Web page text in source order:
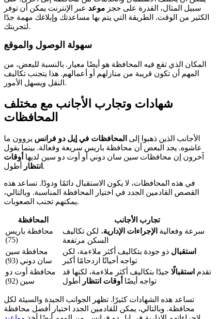
سبيل المثال، القدرة على حجز موعد عبر الإنترنت يمكن أن توفر
الكثير من الوقت. الطريقة التي يتم بها مساعدتك وإبلاغك مهمة جدًا
لتجربتك.
سهولة الوصول والموقع
المكان الذي تقع فيه المحافظة هو أيضًا معيار. بالنسبة للبعض، من
المهم أن تكون قريبة من منازلهم أو أعمالهم. هذا يتجنب تكاليف
النقل ويسهل الأمور.
شهادات وتجارب الأجانب مع مختلف
المحافظات
الأجانب الذين ذهبوا إلى المحافظات في إيل دو فرانس يروون ما
عاشوه. يجد البعض أن محافظة باريس سريعة وفعالة. بينما يقول
آخرون إن محافظات سين سان دوني أو أوت دو سين لديها أوقات
انتظار أطول.
في هذه المحافظات، لا يكون الاستقبال دائمًا ودودًا. تساعد هذه
القصص القادمين الجدد في اختيار المحافظة المناسبة. وبالتالي،
يمكنهم تجنب الصعوبات.
المحافظة
تجارب الأجانب
محافظة باريس
(75)
سرعة وفعالية الإجراءات الإدارية، لكن تكاليف
السكن مرتفعة
محافظة سين
سان دوني (93)
استقبال ذو جودة بتكاليف أكثر ملاءمة، لكن
تواجه أحيانًا ازدحامًا أكبر
محافظة أوت دو
سين (92)
تقدم استقبالًا جيدًا بتكاليف أكثر ملاءمة، لكنها قد
تواجه أيضًا أوقات انتظار أطول
تساعد هذه الشهادات كثيرًا. تظهر الجوانب الجيدة والسيئة لكل
محافظة. وبالتالي، يمكن للقادمين الجدد اختيار أفضل محافظة